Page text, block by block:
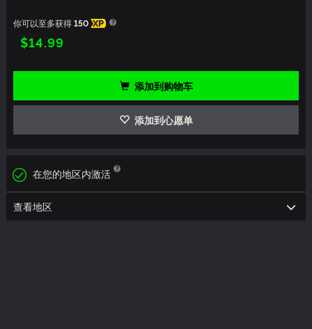
你可以至多获得150 XP
$14.99
添加到购物车
添加到心愿单
在您的地区内激活
查看地区